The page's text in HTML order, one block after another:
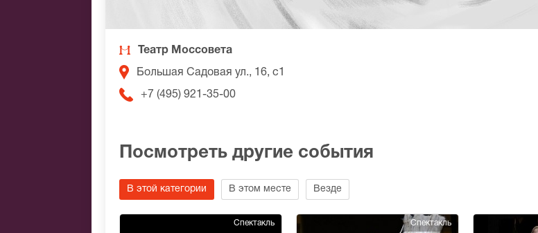
Театр Моссовета
Большая Садовая ул., 16, с1
+7 (495) 921-35-00
Посмотреть другие события
В этой категории В этом месте Везде
Спектакль Спектакль